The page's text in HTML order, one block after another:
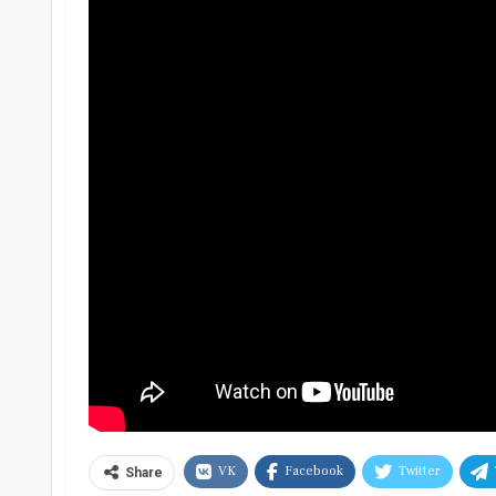
Share VK Facebook Twitter